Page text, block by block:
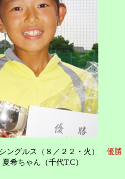
ングルス（８／２２・火） 優勝
希ちゃん（千代T.C）